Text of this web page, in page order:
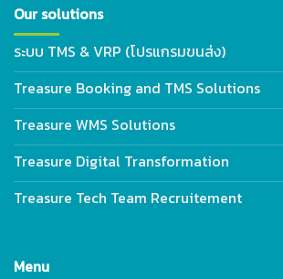
Our solutions
ระบบ TMS & VRP (โปรแกรมขนส่ง)
Treasure Booking and TMS Solutions
Treasure WMS Solutions
Treasure Digital Transformation
Treasure Tech Team Recruitement
Menu